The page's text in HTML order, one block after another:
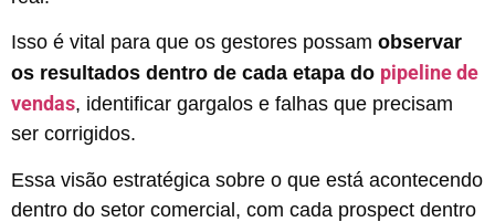
Isso é vital para que os gestores possam observar
os resultados dentro de cada etapa do pipeline de
vendas, identificar gargalos e falhas que precisam
ser corrigidos.
Essa visão estratégica sobre o que está acontecendo
dentro do setor comercial, com cada prospect dentro